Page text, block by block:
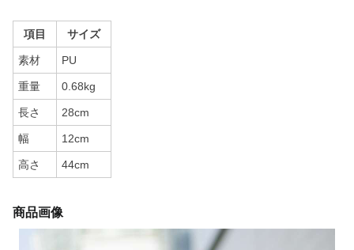
項目 サイズ
素材 PU
重量 0.68kg
長さ 28cm
幅 12cm
高さ 44cm
商品画像